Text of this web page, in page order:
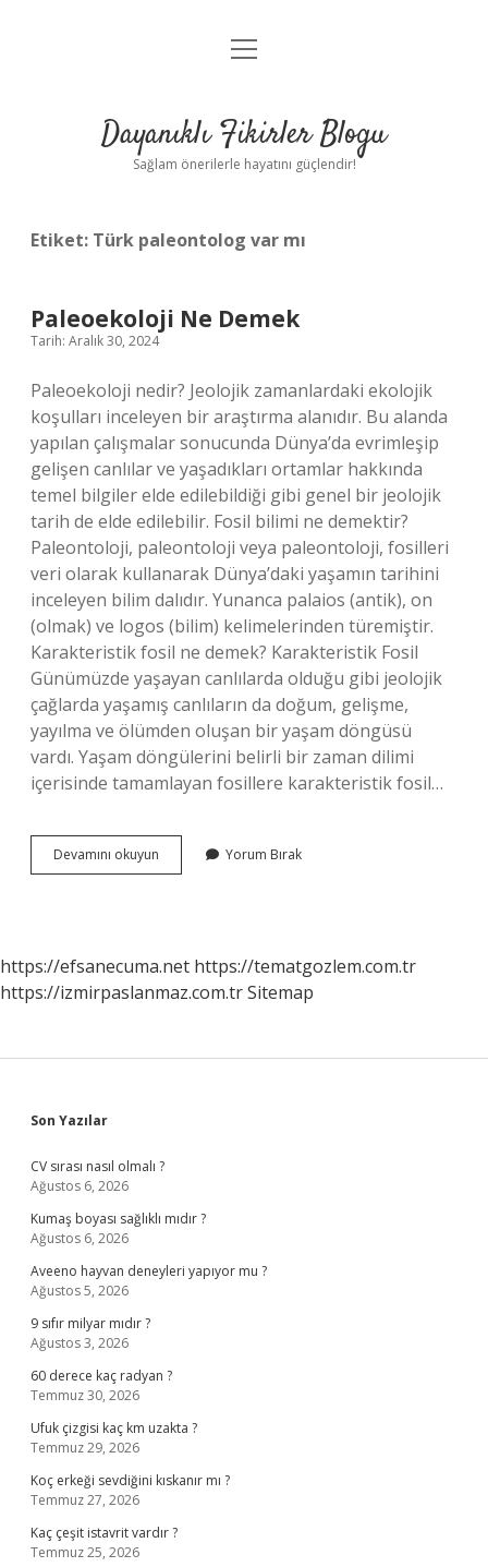
Anasayfa
Yasal Uyarı
menüyü
Dayanıklı Fikirler Blogu
Sağlam önerilerle hayatını güçlendir!
Etiket: Türk paleontolog var mı
Paleoekoloji Ne Demek
Tarih: Aralık 30, 2024
Paleoekoloji nedir? Jeolojik zamanlardaki ekolojik
koşulları inceleyen bir araştırma alanıdır. Bu alanda
yapılan çalışmalar sonucunda Dünya’da evrimleşip
gelişen canlılar ve yaşadıkları ortamlar hakkında
temel bilgiler elde edilebildiği gibi genel bir jeolojik
tarih de elde edilebilir. Fosil bilimi ne demektir?
Paleontoloji, paleontoloji veya paleontoloji, fosilleri
veri olarak kullanarak Dünya’daki yaşamın tarihini
inceleyen bilim dalıdır. Yunanca palaios (antik), on
(olmak) ve logos (bilim) kelimelerinden türemiştir.
Karakteristik fosil ne demek? Karakteristik Fosil
Günümüzde yaşayan canlılarda olduğu gibi jeolojik
çağlarda yaşamış canlıların da doğum, gelişme,
yayılma ve ölümden oluşan bir yaşam döngüsü
vardı. Yaşam döngülerini belirli bir zaman dilimi
içerisinde tamamlayan fosillere karakteristik fosil…
Devamını okuyun Paleoekoloji
Ne
Yorum Bırak
https://efsanecuma.net https://tematgozlem.com.tr
https://izmirpaslanmaz.com.trSitemap
Sidebar
Son Yazılar
CV sırası nasıl olmalı ?
Ağustos 6, 2026
Kumaş boyası sağlıklı mıdır ?
Ağustos 6, 2026
Aveeno hayvan deneyleri yapıyor mu ?
Ağustos 5, 2026
9 sıfır milyar mıdır ?
Ağustos 3, 2026
60 derece kaç radyan ?
Temmuz 30, 2026
Ufuk çizgisi kaç km uzakta ?
Temmuz 29, 2026
Koç erkeği sevdiğini kıskanır mı ?
Temmuz 27, 2026
Kaç çeşit istavrit vardır ?
Temmuz 25, 2026